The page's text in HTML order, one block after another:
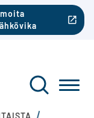
Toinen
Haku